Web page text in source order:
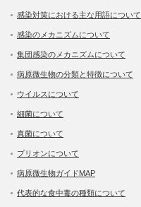
感染対策における主な用語について
感染のメカニズムについて
集団感染のメカニズムについて
病原微生物の分類と特徴について
ウイルスについて
細菌について
真菌について
プリオンについて
病原微生物ガイドMAP
代表的な食中毒の種類について